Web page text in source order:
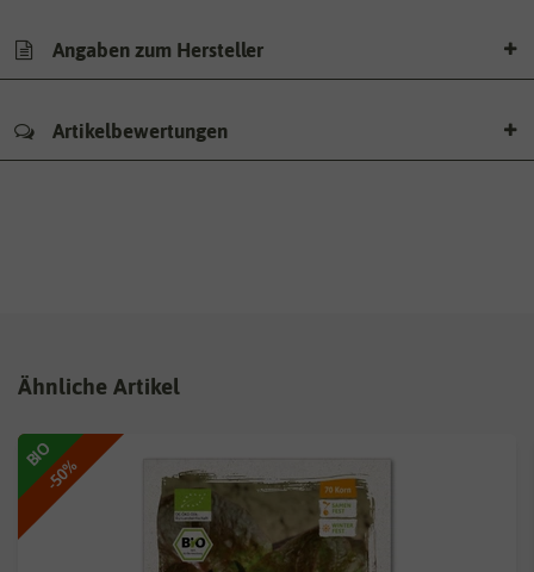
Angaben zum Hersteller
Artikelbewertungen
Ähnliche Artikel
-50%
BIO